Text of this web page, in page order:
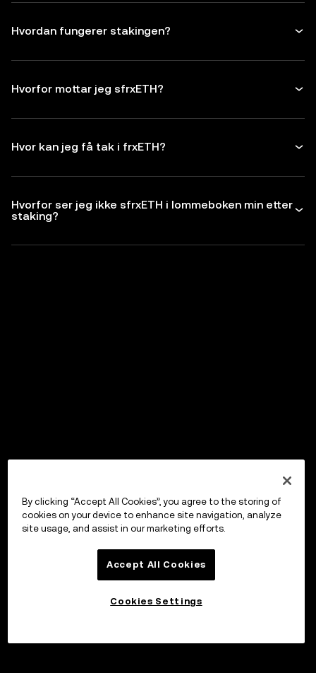
Hvordan fungerer stakingen?
Hvorfor mottar jeg sfrxETH?
Hvor kan jeg få tak i frxETH?
Hvorfor ser jeg ikke sfrxETH i lommeboken min etter
staking?
By clicking “Accept All Cookies”, you agree to the storing of
cookies on your device to enhance site navigation, analyze
site usage, and assist in our marketing efforts.
Accept All Cookies
Cookies Settings